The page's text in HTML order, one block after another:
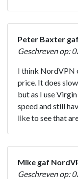
Peter Baxter
Geschreven op:
I think NordVPN
price. It does
but as I use
speed and still
like to see that
Mike gaf
Geschreven op: